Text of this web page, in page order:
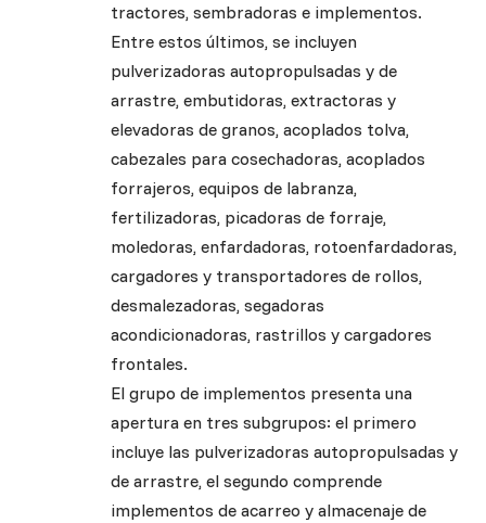
tractores, sembradoras e implementos.
Entre estos últimos, se incluyen
pulverizadoras autopropulsadas y de
arrastre, embutidoras, extractoras y
elevadoras de granos, acoplados tolva,
cabezales para cosechadoras, acoplados
forrajeros, equipos de labranza,
fertilizadoras, picadoras de forraje,
moledoras, enfardadoras, rotoenfardadoras,
cargadores y transportadores de rollos,
desmalezadoras, segadoras
acondicionadoras, rastrillos y cargadores
frontales.
El grupo de implementos presenta una
apertura en tres subgrupos: el primero
incluye las pulverizadoras autopropulsadas y
de arrastre, el segundo comprende
implementos de acarreo y almacenaje de